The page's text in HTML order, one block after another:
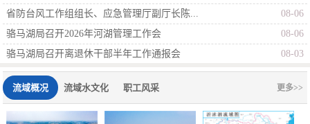
省防台风工作组组长、应急管理厅副厅长陈...
08-06
骆马湖局召开2026年河湖管理工作会
08-06
骆马湖局召开离退休干部半年工作通报会
08-03
流域概况 流域水文化 职工风采 更多>>